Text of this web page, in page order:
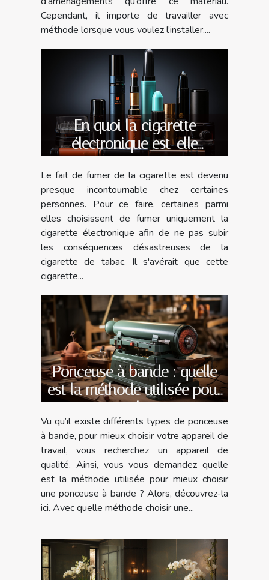
Cependant, il importe de travailler avec
méthode lorsque vous voulez l’installer....
En quoi la cigarette
électronique est-elle
avantageuse ?
Le fait de fumer de la cigarette est devenu
presque incontournable chez certaines
personnes. Pour ce faire, certaines parmi
elles choisissent de fumer uniquement la
cigarette électronique afin de ne pas subir
les conséquences désastreuses de la
cigarette de tabac. Il s'avérait que cette
cigarette...
Ponceuse à bande : quelle
est la méthode utilisée pour
mieux choisir ?
Vu qu’il existe différents types de ponceuse
à bande, pour mieux choisir votre appareil de
travail, vous recherchez un appareil de
qualité. Ainsi, vous vous demandez quelle
est la méthode utilisée pour mieux choisir
une ponceuse à bande ? Alors, découvrez-la
ici. Avec quelle méthode choisir une...